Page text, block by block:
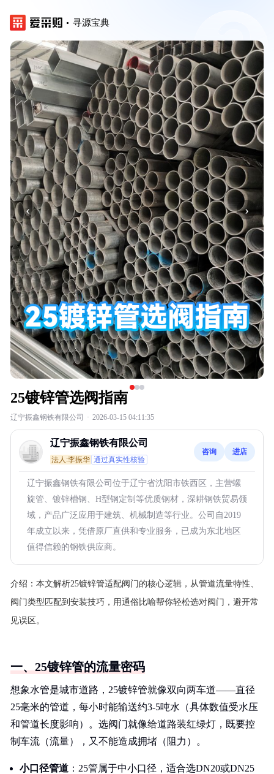
寻源宝典
‹ ›
25镀锌管选阀指南
辽宁振鑫钢铁有限公司 · 2026-03-15 04:11:35
辽宁振鑫钢铁有限公司
法人:李振华 通过真实性核验
咨询 进店
辽宁振鑫钢铁有限公司位于辽宁省沈阳市铁西区，主营螺
旋管、镀锌槽钢、H型钢定制等优质钢材，深耕钢铁贸易领
域，产品广泛应用于建筑、机械制造等行业。公司自2019
年成立以来，凭借原厂直供和专业服务，已成为东北地区
值得信赖的钢铁供应商。
介绍： 本文解析25镀锌管适配阀门的核心逻辑，从管道流量特性、
阀门类型匹配到安装技巧，用通俗比喻帮你轻松选对阀门，避开常
见误区。
一、25镀锌管的流量密码
想象水管是城市道路，25镀锌管就像双向两车道——直径
25毫米的管道，每小时能输送约3-5吨水（具体数值受水压
和管道长度影响）。选阀门就像给道路装红绿灯，既要控
制车流（流量），又不能造成拥堵（阻力）。
小口径管道 ：25管属于中小口径，适合选DN20或DN25